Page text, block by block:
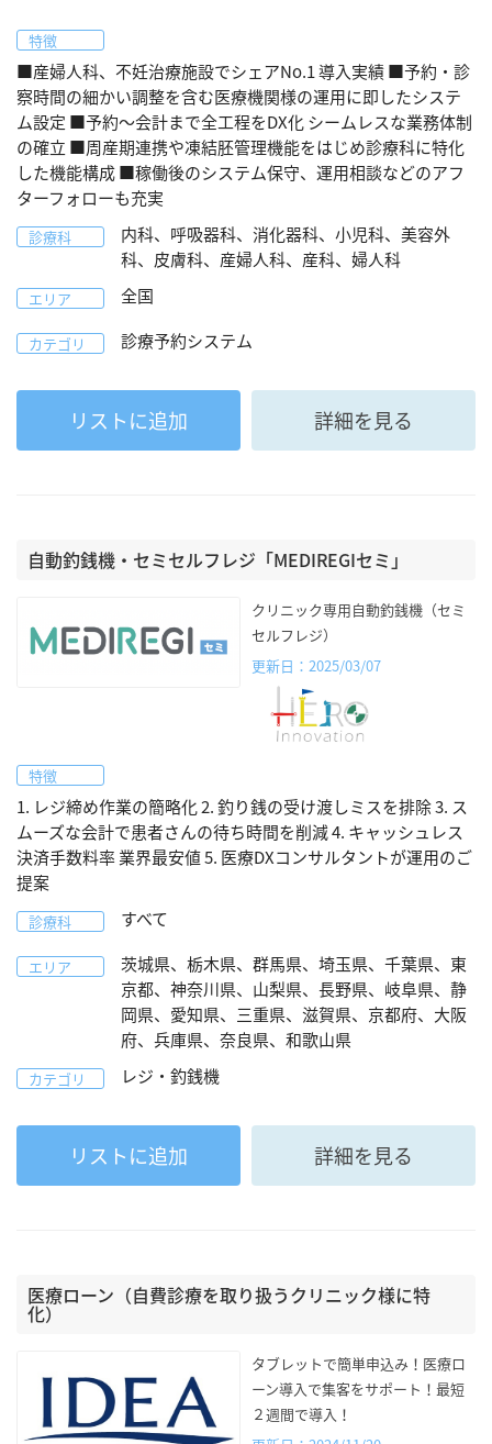
特徴
■産婦人科、不妊治療施設でシェアNo.1 導入実績 ■予約・診
察時間の細かい調整を含む医療機関様の運用に即したシステ
ム設定 ■予約～会計まで全工程をDX化 シームレスな業務体制
の確立 ■周産期連携や凍結胚管理機能をはじめ診療科に特化
した機能構成 ■稼働後のシステム保守、運用相談などのアフ
ターフォローも充実
診療科
内科、呼吸器科、消化器科、小児科、美容外
科、皮膚科、産婦人科、産科、婦人科
エリア 全国
カテゴリ 診療予約システム
リストに追加 詳細を見る
自動釣銭機・セミセルフレジ「MEDIREGIセミ」
クリニック専用自動釣銭機（セミ
セルフレジ）
更新日：2025/03/07
特徴
1. レジ締め作業の簡略化 2. 釣り銭の受け渡しミスを排除 3. ス
ムーズな会計で患者さんの待ち時間を削減 4. キャッシュレス
決済手数料率 業界最安値 5. 医療DXコンサルタントが運用のご
提案
診療科 すべて
エリア
茨城県、栃木県、群馬県、埼玉県、千葉県、東
京都、神奈川県、山梨県、長野県、岐阜県、静
岡県、愛知県、三重県、滋賀県、京都府、大阪
府、兵庫県、奈良県、和歌山県
カテゴリ レジ・釣銭機
リストに追加 詳細を見る
医療ローン（自費診療を取り扱うクリニック様に特
化）
タブレットで簡単申込み！医療ロ
ーン導入で集客をサポート！最短
２週間で導入！